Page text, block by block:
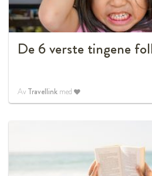
De 6 verste tingene
Av Travellink med